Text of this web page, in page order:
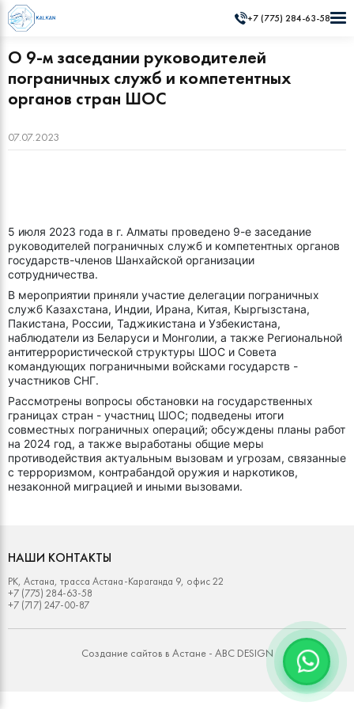
+7 (775) 284-63-58
О 9-м заседании руководителей
пограничных служб и компетентных
органов стран ШОС
07.07.2023
5 июля 2023 года в г. Алматы проведено 9-е заседание
руководителей пограничных служб и компетентных органов
государств-членов Шанхайской организации
сотрудничества.
В мероприятии приняли участие делегации пограничных
служб Казахстана, Индии, Ирана, Китая, Кыргызстана,
Пакистана, России, Таджикистана и Узбекистана,
наблюдатели из Беларуси и Монголии, а также Региональной
антитеррористической структуры ШОС и Совета
командующих пограничными войсками государств -
участников СНГ.
Рассмотрены вопросы обстановки на государственных
границах стран - участниц ШОС; подведены итоги
совместных пограничных операций; обсуждены планы работ
на 2024 год, а также выработаны общие меры
противодействия актуальным вызовам и угрозам, связанные
с терроризмом, контрабандой оружия и наркотиков,
незаконной миграцией и иными вызовами.
НАШИ КОНТАКТЫ
РК, Астана, трасса Астана-Караганда 9, офис 22
+7 (775) 284-63-58
+7 (717) 247-00-87
Создание сайтов в Астане - ABC DESIGN